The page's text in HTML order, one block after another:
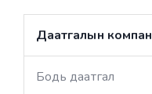
Даатгалын
Бодь даатгал